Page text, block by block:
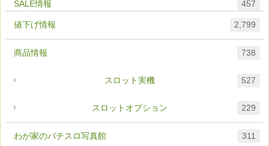
457
わが家のパチスロ写真館 311
値下げ情報 2,799
商品情報 738
スロットオプション 229
スロット実機 527